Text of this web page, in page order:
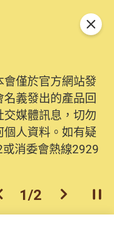
僅於官方網站發
義發出的產品回
媒體訊息，切勿
人資料。如有疑
消委會熱線2929
上一個
1/2 下一個開
關閉